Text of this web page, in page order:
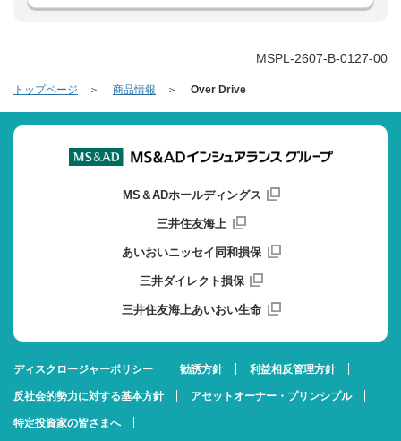
MSPL-2607-B-0127-00
トップページ 商品情報 Over Drive
MS＆ADホールディングス
三井住友海上
あいおいニッセイ同和損保
三井ダイレクト損保
三井住友海上あいおい生命
ディスクロージャーポリシー 勧誘方針 利益相反管理方針
反社会的勢力に対する基本方針 アセットオーナー・プリンシプル
特定投資家の皆さまへ